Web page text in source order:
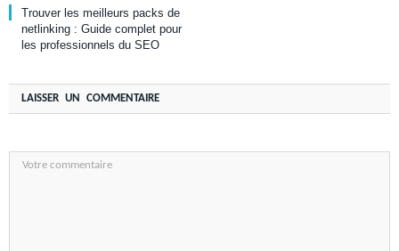
Trouver les meilleurs packs de
netlinking : Guide complet pour
les professionnels du SEO
LAISSER UN COMMENTAIRE